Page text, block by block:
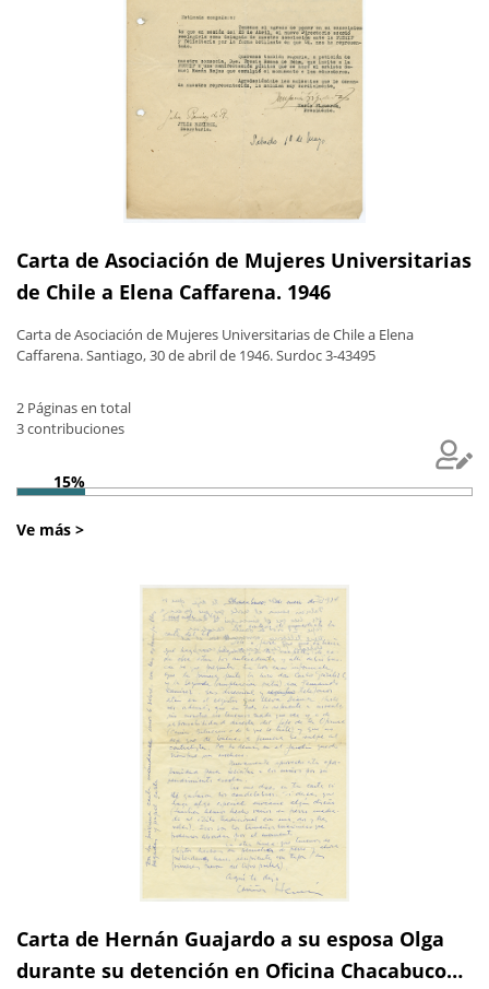
Carta de Asociación de Mujeres Universitarias
de Chile a Elena Caffarena. 1946
Carta de Asociación de Mujeres Universitarias de Chile a Elena
Caffarena. Santiago, 30 de abril de 1946. Surdoc 3-43495
2 Páginas en total
3 contribuciones
15%
Ve más >
Carta de Hernán Guajardo a su esposa Olga
durante su detención en Oficina Chacabuco